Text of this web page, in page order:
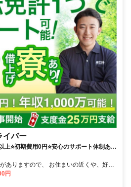
イバー
上⭐️初期費用0円⭐️安心のサポート体制あり
歴書不要！
※自宅から車で通える範囲 ・転勤は
レンタル車両での直行直帰 ・車通勤可
円